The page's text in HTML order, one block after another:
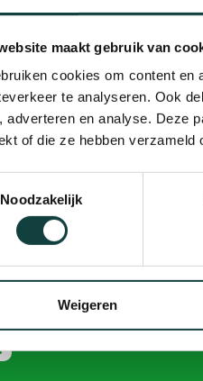
maakt gebruik van
cookies om content en
te analyseren. Ook
adverteren en analyse. Deze
of die ze hebben
Noodzakelijk
Weigeren
woning kan verbeteren?